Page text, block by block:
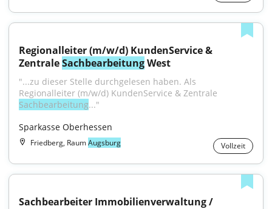
Regionalleiter (m/w/d) KundenService &
Zentrale Sachbearbeitung West
"...zu dieser Stelle durchgelesen haben. Als
Sachbearbeitung..."
Sparkasse Oberhessen
Friedberg, RaumAugsburg Vollzeit
Sachbearbeiter Immobilienverwaltung /